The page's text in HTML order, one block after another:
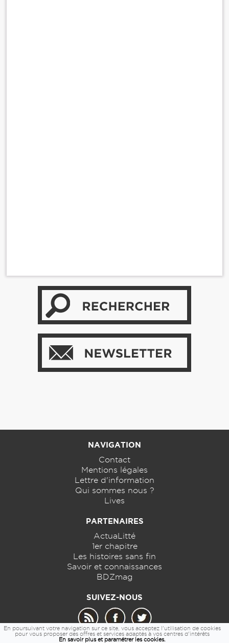
NAVIGATION
Contact
Mentions légales
Lettre d'information
Qui sommes nous ?
Lives
PARTENAIRES
ActuaLitté
1er chapitre
Les histoires sans fin
Savoir et connaissances
BDZmag
SUIVEZ-NOUS
En poursuivant votre navigation sur ce site, vous acceptez l'utilisation de cookies
pour vous proposer des offres et services adaptés à vos centres d'intérêts
En savoir plus et paramétrer les cookies.